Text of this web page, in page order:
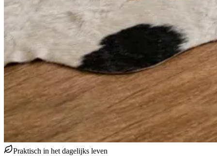
Praktisch in het dagelijks leven